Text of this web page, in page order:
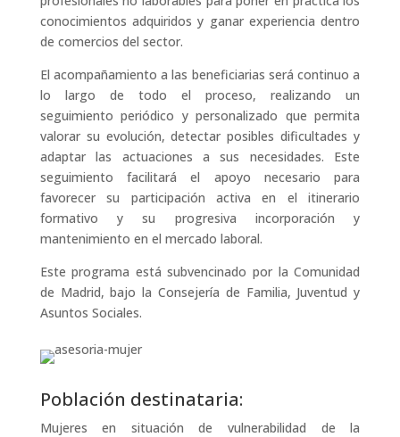
conocimientos adquiridos y ganar experiencia dentro
de comercios del sector.
El acompañamiento a las beneficiarias será continuo a
lo largo de todo el proceso, realizando un
seguimiento periódico y personalizado que permita
valorar su evolución, detectar posibles dificultades y
adaptar las actuaciones a sus necesidades. Este
seguimiento facilitará el apoyo necesario para
favorecer su participación activa en el itinerario
formativo y su progresiva incorporación y
mantenimiento en el mercado laboral.
Este programa está subvencinado por la Comunidad
de Madrid, bajo la Consejería de Familia, Juventud y
Asuntos Sociales.
Población destinataria:
Mujeres en situación de vulnerabilidad de la